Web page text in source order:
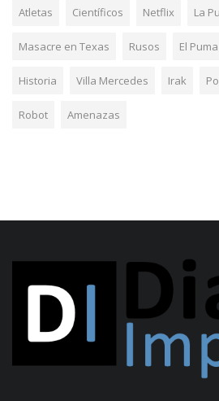
Atletas Científicos Netflix La
Masacre en Texas Rusos El Puma
Historia Villa Mercedes Irak
Robot Amenazas